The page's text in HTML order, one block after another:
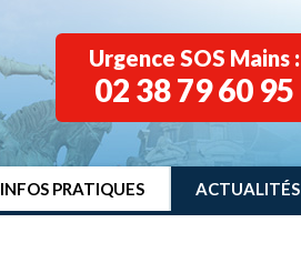
Urgence SOS Mains :
02 38 79 60 95
INFOS PRATIQUES ACTUALITÉS